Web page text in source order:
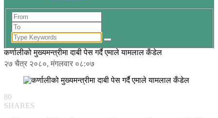
कर्णालीको मुख्यमन्त्रीमा दाबी पेस गर्दै एमाले यामलाल कँडेल
२७ चैत्र २०८०, मंगलवार ०८:०७
80
SHARES